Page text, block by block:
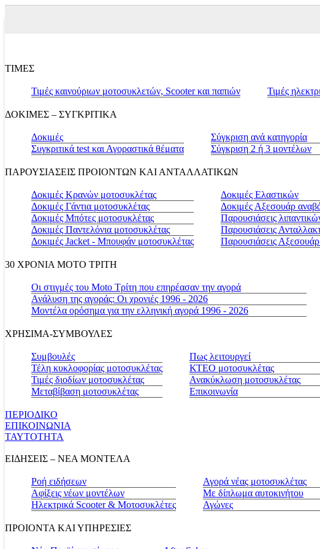
ΤΙΜΕΣ
Τιμές καινούριων μοτοσυκλετών, Scooter και παπιών Τιμές
ΔΟΚΙΜΕΣ – ΣΥΓΚΡΙΤΙΚΑ
Δοκιμές
Συγκριτικά test και Αγοραστικά θέματα
Σύγκριση ανά κατηγορία
Σύγκριση 2 ή 3 μοντέλων
ΠΑΡΟΥΣΙΑΣΕΙΣ ΠΡΟΙΟΝΤΩΝ ΚΑΙ ΑΝΤΑΛΛΑΤΙΚΩΝ
Δοκιμές Κρανών μοτοσυκλέτας
Δοκιμές Γάντια μοτοσυκλέτας
Δοκιμές Μπότες μοτοσυκλέτας
Δοκιμές Παντελόνια μοτοσυκλέτας
Δοκιμές Jacket - Μπουφάν μοτοσυκλέτας
Δοκιμές Ελαστικών
Δοκιμές Αξεσουάρ
Παρουσιάσεις
Παρουσιάσεις
Παρουσιάσεις
30 ΧΡΟΝΙΑ MOTO ΤΡΙΤΗ
Οι στιγμές του Moto Τρίτη που επηρέασαν την αγορά
Ανάλυση της αγοράς: Οι χρονιές 1996 - 2026
Μοντέλα ορόσημα για την ελληνική αγορά 1996 - 2026
ΧΡΗΣΙΜΑ-ΣΥΜΒΟΥΛΕΣ
Συμβουλές
Τέλη κυκλοφορίας μοτοσυκλέτας
Τιμές διοδίων μοτοσυκλέτας
Μεταβίβαση μοτοσυκλέτας
Πως λειτουργεί
ΚΤΕΟ μοτοσυκλέτας
Ανακύκλωση μοτοσυκλέτας
Επικοινωνία
ΠΕΡΙΟΔΙΚΟ
ΕΠΙΚΟΙΝΩΝΙΑ
ΤΑΥΤΟΤΗΤΑ
ΕΙΔΗΣΕΙΣ – ΝΕΑ ΜΟΝΤΕΛΑ
Ροή ειδήσεων
Αφίξεις νέων μοντέλων
Ηλεκτρικά Scooter & Μοτοσυκλέτες
Αγορά νέας μοτοσυκλέτας
Με δίπλωμα αυτοκινήτου
Αγώνες
ΠΡΟΙΟΝΤΑ ΚΑΙ ΥΠΗΡΕΣΙΕΣ